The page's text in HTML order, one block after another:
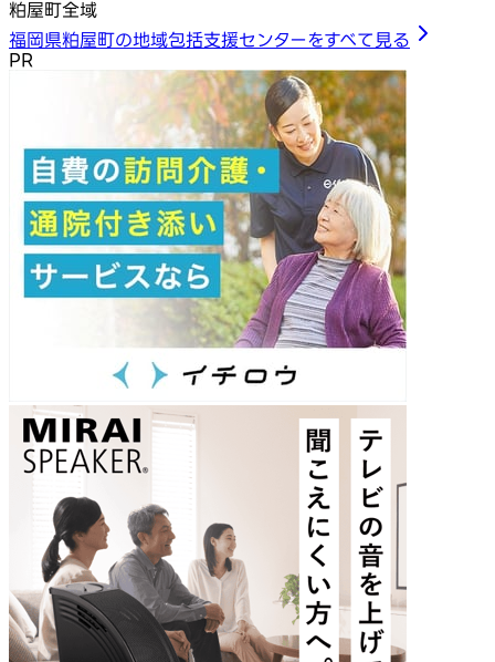
粕屋町全域
福岡県粕屋町の地域包括支援センターをすべて見る
PR